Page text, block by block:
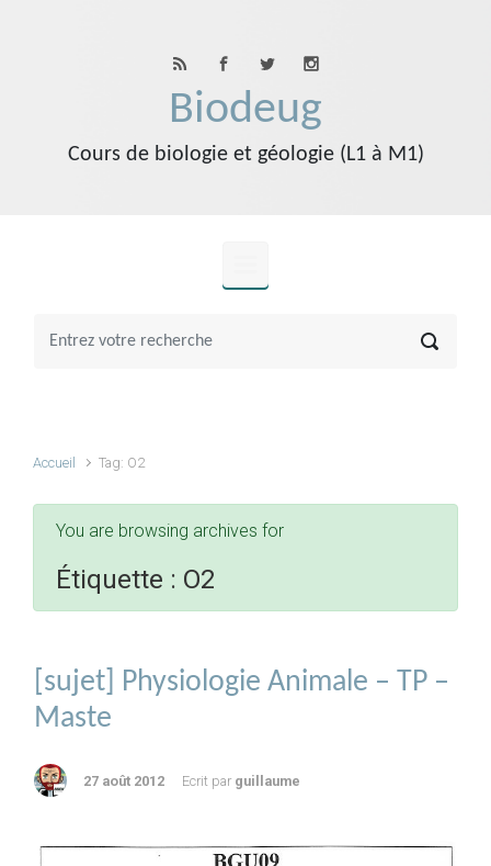
Biodeug
Cours de biologie et géologie (L1 à M1)
Accueil Tag: O2
You are browsing archives for
Étiquette : O2
[sujet] Physiologie Animale – TP –
Maste
27 août 2012 Ecrit par guillaume